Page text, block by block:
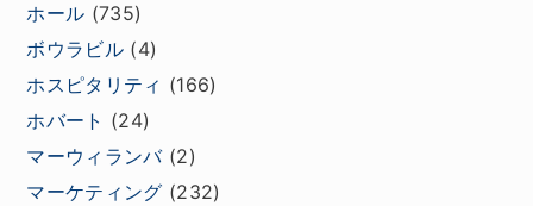
ホール (735)
ボウラビル (4)
ホスピタリティ (166)
ホバート (24)
マーウィランバ(2)
マーケティング (232)